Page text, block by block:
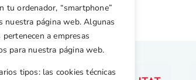
tu ordenador, “smartphone”
nuestra página web. Algunas
a empresas
para nuestra página web.
tipos: las cookies técnicas